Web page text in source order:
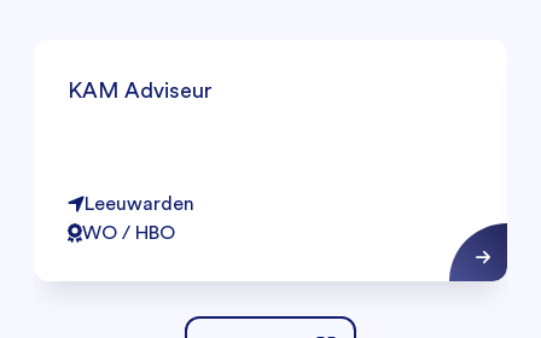
KAM Adviseur
Leeuwarden
WO / HBO